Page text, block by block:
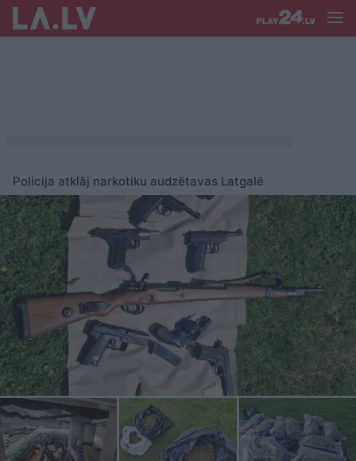
Policija atklāj narkotiku audzētavas Latgalē